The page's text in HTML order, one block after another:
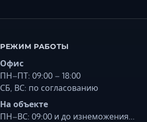
РЕЖИМ РАБОТЫ
Офис
ПН–ПТ: 09:00 – 18:00
СБ, ВС: по согласованию
На объекте
ПН–ВС: 09:00 и до изнеможения...